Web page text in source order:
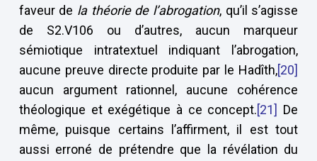
faveur de la théorie de l’abrogation, qu’il s’agisse
de S2.V106 ou d’autres, aucun marqueur
sémiotique intratextuel indiquant l’abrogation,
aucune preuve directe produite par le Hadîth,[20]
aucun argument rationnel, aucune cohérence
théologique et exégétique à ce concept.[21] De
même, puisque certains l’affirment, il est tout
aussi erroné de prétendre que la révélation du